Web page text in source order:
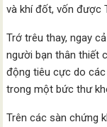
và khí đốt, vốn được
Trớ trêu thay, ngay
người bạn thân thiết
động tiêu cực do
trong một bức thư
Trên các sàn chứng